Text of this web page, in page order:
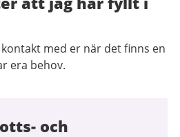
med er när det finns en
era behov.
och